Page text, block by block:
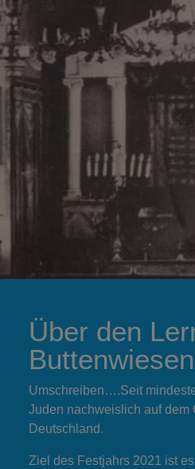
Über den
Umschreiben….Seit
Juden nachweislich auf dem
Deutschland.
Ziel des Festjahrs 2021 ist